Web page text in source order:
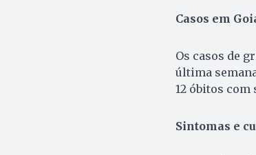
Casos em
Os casos de
última
12 óbitos com
Sintomas e